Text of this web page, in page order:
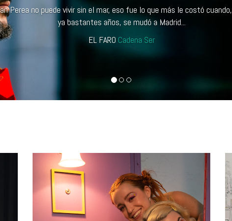
ha sido un gran emprendedor que se ha terminado convirtiendo
valedor de la cultura en este país.
NOELIA ZAZOVanitatis